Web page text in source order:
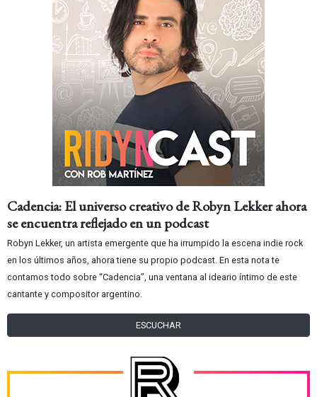
Cadencia: El universo creativo de Robyn Lekker ahora
se encuentra reflejado en un podcast
Robyn Lekker, un artista emergente que ha irrumpido la escena indie rock
en los últimos años, ahora tiene su propio podcast. En esta nota te
contamos todo sobre “Cadencia”, una ventana al ideario íntimo de este
cantante y compositor argentino.
ESCUCHAR